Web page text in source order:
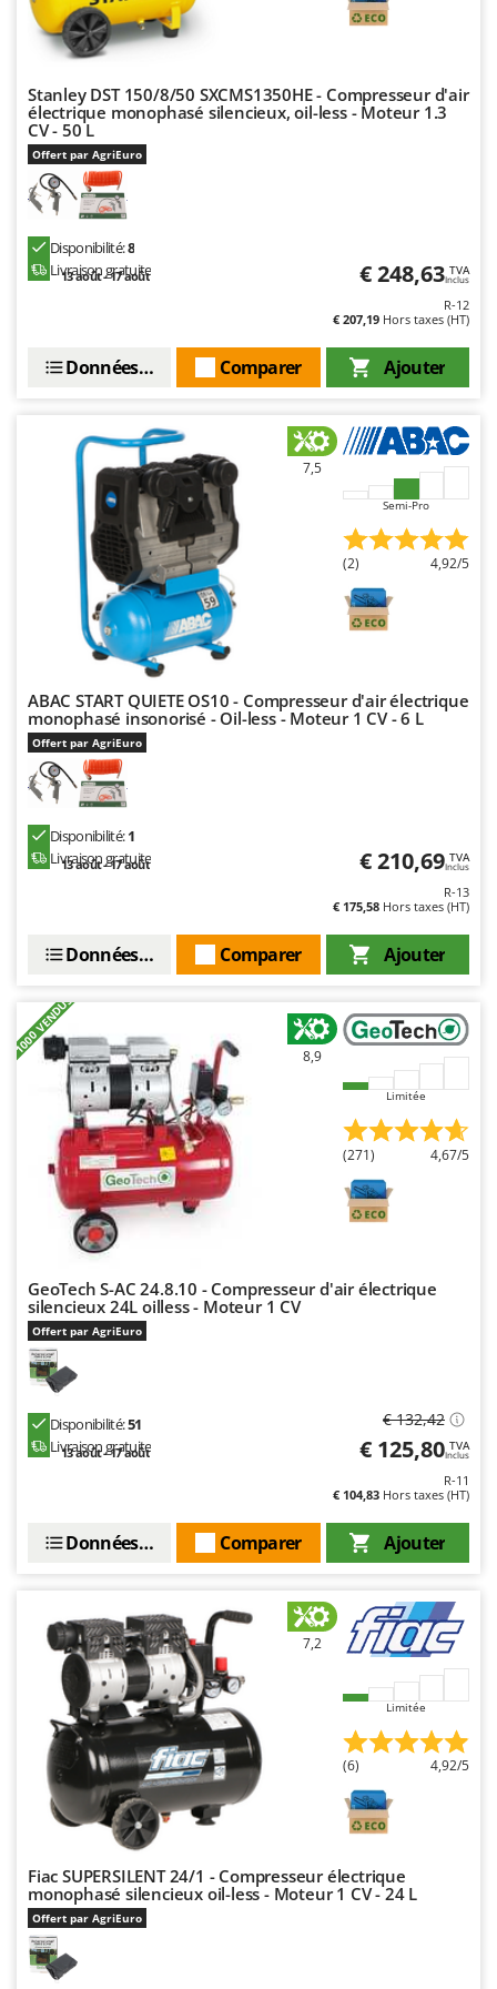
New O.M.R.A.
Nilfisk
Novatec
Novital
NuAir
NuovaFac
O
Officine Savioli
OMA
Ompagrill
Ooni
Oriental Koshin
Outdoorchef
Palazzetti
Palumbo Pavi
Paterlini
Philips
Pramac
Prismafood
R
R.G.V.
Resto Italia
Ribimex
Ripartrak
Ritter
River Systems
Robomow
Rossofuoco
Rover Pompe
Ryobi
S
S.T.P.
Sbaraglia
Shark
Sirman
Skil
Smartwood
Smeg
Snapper
Solidur
Spice Electronics
Spiralmac
Spring Protezione
Spyro
Stanley
Stanley DST 150/8/50 SXCMS1350HE - Compresseur d'air
électrique monophasé silencieux, oil-less - Moteur 1.3
CV - 50 L
Offert par AgriEuro
Disponibilité:8
Livraison gratuite
13 août - 17 août € 248,63 TVA
Inclus
R-12
€ 207,19 Hors taxes (HT)
Ajouter
Comparer
Données techniques
7,5
Semi-Pro
(2) 4,92/5
ABAC START QUIETE OS10 - Compresseur d'air électrique
monophasé insonorisé - Oil-less - Moteur 1 CV - 6 L
Offert par AgriEuro
Disponibilité:1
Livraison gratuite
13 août - 17 août € 210,69 TVA
Inclus
R-13
€ 175,58 Hors taxes (HT)
Ajouter
Comparer
Données techniques
+1000 VENDUS 8,9
Limitée
(271) 4,67/5
GeoTech S-AC 24.8.10 - Compresseur d'air électrique
silencieux 24L oilless - Moteur 1 CV
Offert par AgriEuro
Disponibilité:51
Livraison gratuite
13 août - 17 août
€ 132,42
€ 125,80 TVA
Inclus
R-11
€ 104,83 Hors taxes (HT)
Ajouter
Comparer
Données techniques
7,2
Limitée
(6) 4,92/5
Fiac SUPERSILENT 24/1 - Compresseur électrique
monophasé silencieux oil-less - Moteur 1 CV - 24 L
Offert par AgriEuro